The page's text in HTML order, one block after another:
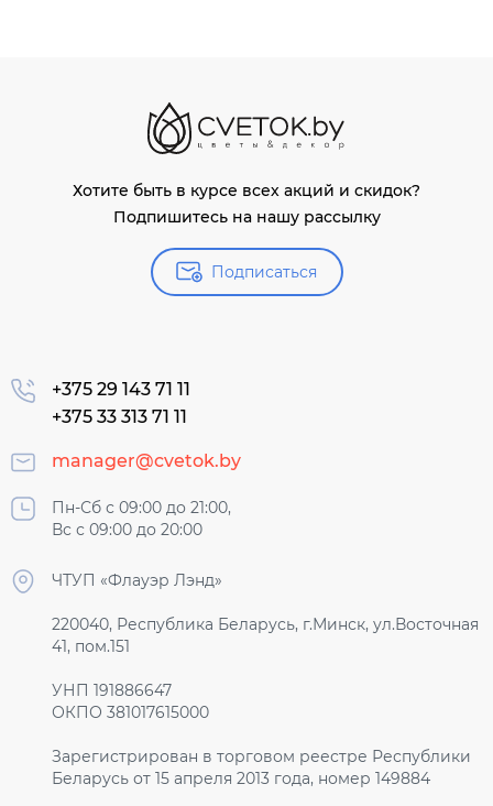
Хотите быть в курсе всех акций и скидок?
Подпишитесь на нашу рассылку
Подписаться
+375 29 143 71 11
+375 33 313 71 11
manager@cvetok.by
Пн-Сб с 09:00 до 21:00,
Вс с 09:00 до 20:00
ЧТУП «Флауэр Лэнд»
220040, Республика Беларусь, г.Минск, ул.Восточная
41, пом.151
УНП 191886647
ОКПО 381017615000
Зарегистрирован в торговом реестре Республики
Беларусь от 15 апреля 2013 года, номер 149884